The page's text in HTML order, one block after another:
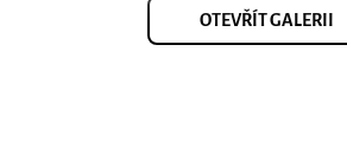
OTEVŘÍT GALERII